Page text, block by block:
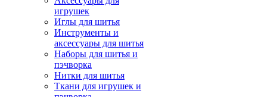
игрушек
Иглы для шитья
Инструменты и
аксессуары для шитья
Наборы для шитья и
пэчворка
Нитки для шитья
Ткани для игрушек и